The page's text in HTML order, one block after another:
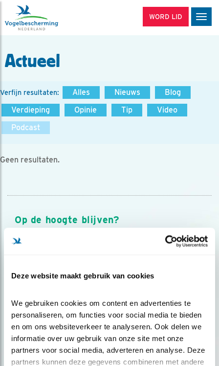
Deze website maakt gebruik van cookies
We gebruiken cookies om content en advertenties te
personaliseren, om functies voor social media te bieden
en om ons websiteverkeer te analyseren. Ook delen we
informatie over uw gebruik van onze site met onze
partners voor social media, adverteren en analyse. Deze
partners kunnen deze gegevens combineren met andere
WORD LID
Actueel
Verfijn resultaten: Alles Nieuws
Blog
Verdieping
Opinie Tip
Video
Podcast
Geen resultaten.
Op de hoogte blijven?
Meld je aan en ontvang nieuws, inspiratie, acties en tips
over vogels en activiteiten van Vogelbescherming.